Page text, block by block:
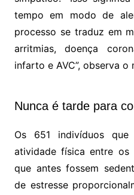
tempo em modo de
processo se traduz em
arritmias, doença
infarto e AVC”, observa o
Nunca é tarde para
Os 651 indivíduos
atividade física entre
que antes fossem
de estresse